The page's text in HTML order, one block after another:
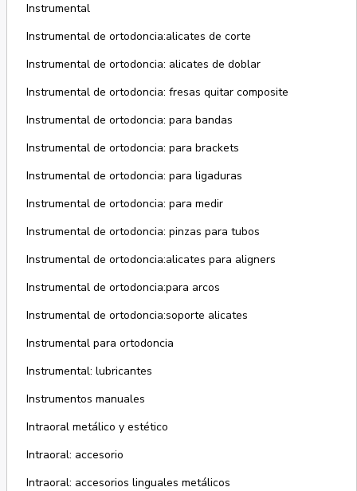
Instrumental
Instrumental de ortodoncia:alicates de corte
Instrumental de ortodoncia: alicates de doblar
Instrumental de ortodoncia: fresas quitar composite
Instrumental de ortodoncia: para bandas
Instrumental de ortodoncia: para brackets
Instrumental de ortodoncia: para ligaduras
Instrumental de ortodoncia: para medir
Instrumental de ortodoncia: pinzas para tubos
Instrumental de ortodoncia:alicates para aligners
Instrumental de ortodoncia:para arcos
Instrumental de ortodoncia:soporte alicates
Instrumental para ortodoncia
Instrumental: lubricantes
Instrumentos manuales
Intraoral metálico y estético
Intraoral: accesorio
Intraoral: accesorios linguales metálicos